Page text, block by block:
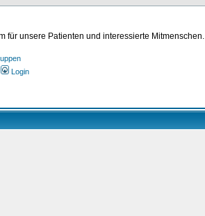
für unsere Patienten und interessierte Mitmenschen.
Login